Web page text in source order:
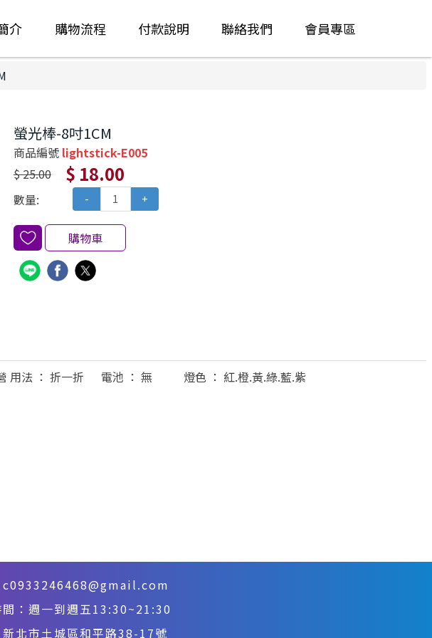
介 購物流程 付款說明 聯絡我們 會員專區
螢光棒-8吋1CM
商品編號 lightstick-E005
$ 25.00
$ 18.00
數量: - +
購物車
營 用法 ： 折一折 電池 ： 無 燈色 ： 紅.橙.黃.綠.藍.紫
c0933246468@gmail.com
間：週一到週五13:30~21:30
新北市土城區和平路38-17號